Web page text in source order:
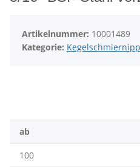
Artikelnummer: 10001489
Kategorie:
ab
100